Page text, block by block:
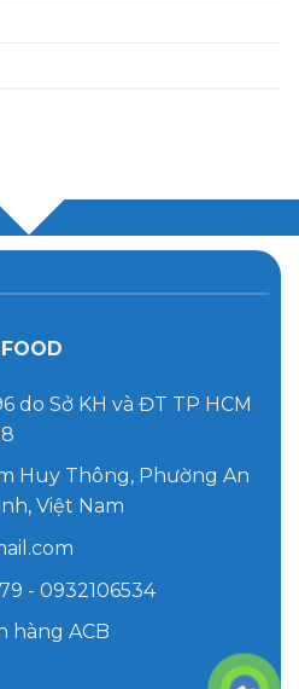
do Sở KH và ĐT TP HCM
Huy Thông, Phường An
Việt Nam
- 0932106534
hàng ACB